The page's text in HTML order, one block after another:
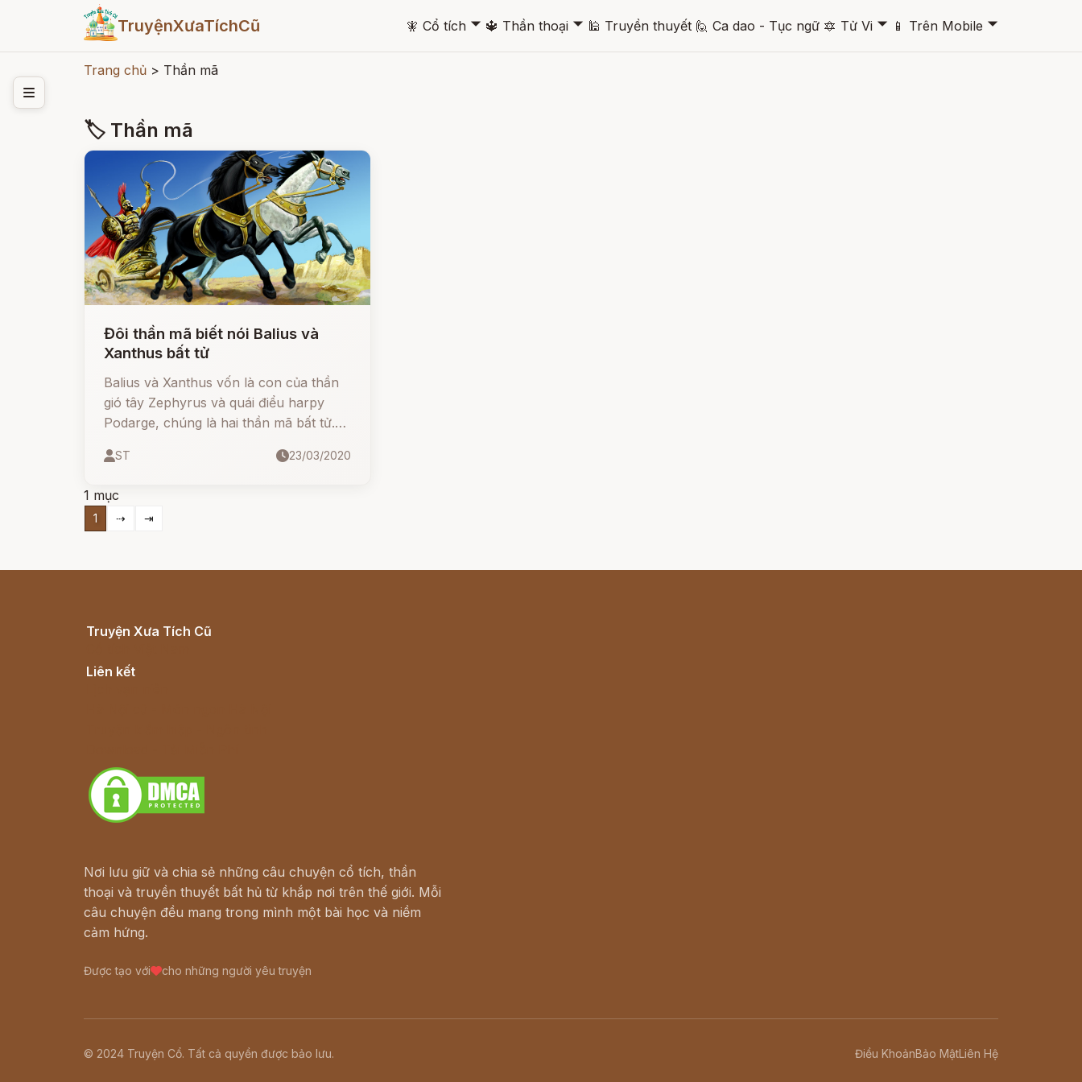
TruyệnXưaTíchCũ 🧚 Cổ tích 🞃 🔱 Thần thoại 🞃 🕌 Truyền thuyết 🙋 Ca dao - Tục ngữ 🔯 Tử Vi 🞃 📱 Trên Mobile 🞃
Trang chủ > Thần mã
🏷 Thần mã
Đôi thần mã biết nói Balius và
Xanthus bất tử
Balius và Xanthus vốn là con của thần
gió tây Zephyrus và quái điểu harpy
Podarge, chúng là hai thần mã bất tử.
Cyllarus và Xanthus, con của thần
danh.
ST 23/03/2020
1 mục
1 ⇢ ⇥
Truyện Xưa Tích Cũ
Liên kết
Nơi lưu giữ và chia sẻ những câu chuyện cổ tích, thần
thoại và truyền thuyết bất hủ từ khắp nơi trên thế giới. Mỗi
câu chuyện đều mang trong mình một bài học và niềm
cảm hứng.
Được tạo với cho những người yêu truyện
© 2024 Truyện Cổ. Tất cả quyền được bảo lưu. Điều KhoảnBảo MậtLiên Hệ